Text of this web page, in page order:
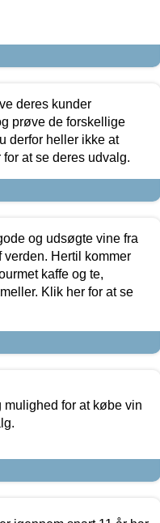
deres kunder
prøve de forskellige
derfor heller ikke at
at se deres udvalg.
og udsøgte vine fra
verden. Hertil kommer
kaffe og te,
Klik her for at se
for at købe vin